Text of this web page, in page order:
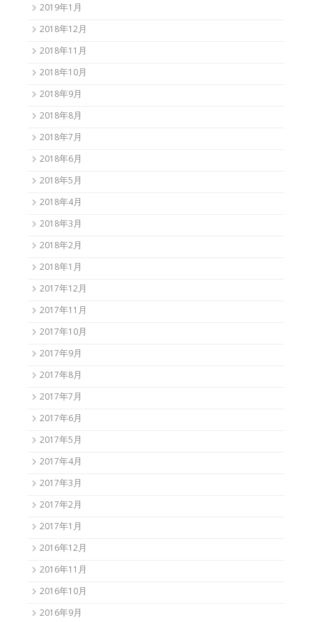
2019年1月
2018年12月
2018年11月
2018年10月
2018年9月
2018年8月
2018年7月
2018年6月
2018年5月
2018年4月
2018年3月
2018年2月
2018年1月
2017年12月
2017年11月
2017年10月
2017年9月
2017年8月
2017年7月
2017年6月
2017年5月
2017年4月
2017年3月
2017年2月
2017年1月
2016年12月
2016年11月
2016年10月
2016年9月